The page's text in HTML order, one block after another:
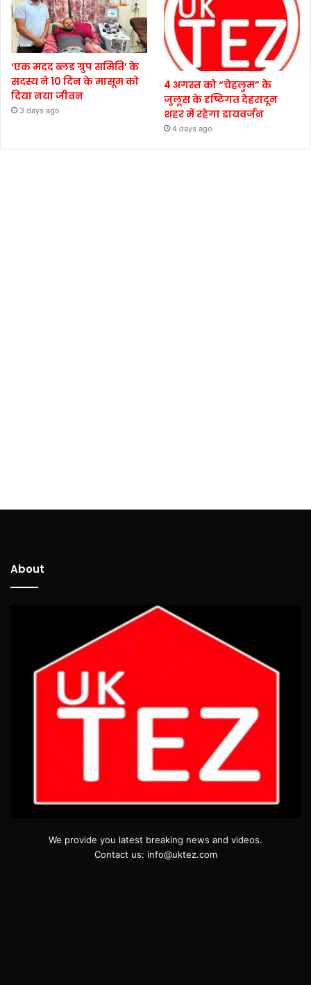
‘एक मदद ब्लड ग्रुप समिति’ के
सदस्य ने 10 दिन के मासूम को
दिया नया जीवन
3 days ago
4 अगस्त को “चेहलुम” के
जुलूस के दृष्टिगत देहरादून
शहर में रहेगा डायवर्जन
4 days ago
About
We provide you latest breaking news and videos.
Contact us: info@uktez.com